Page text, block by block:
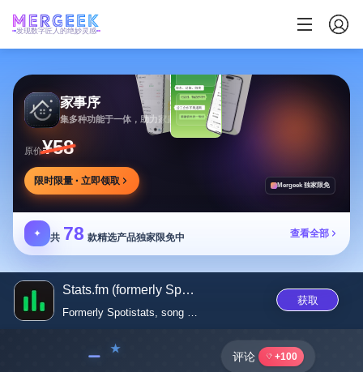
发现数字匠人的绝妙灵感
家事序
集多种功能于一体，助力家庭生活有序协作
原价¥58
限时限量 · 立即领取 Mergeek 独家限免
✦ 共 78 款精选产品独家限免中 查看全部
Stats.fm (formerly Spotistats)
Formerly Spotistats, song stat
获取
﹣ 评论 +100